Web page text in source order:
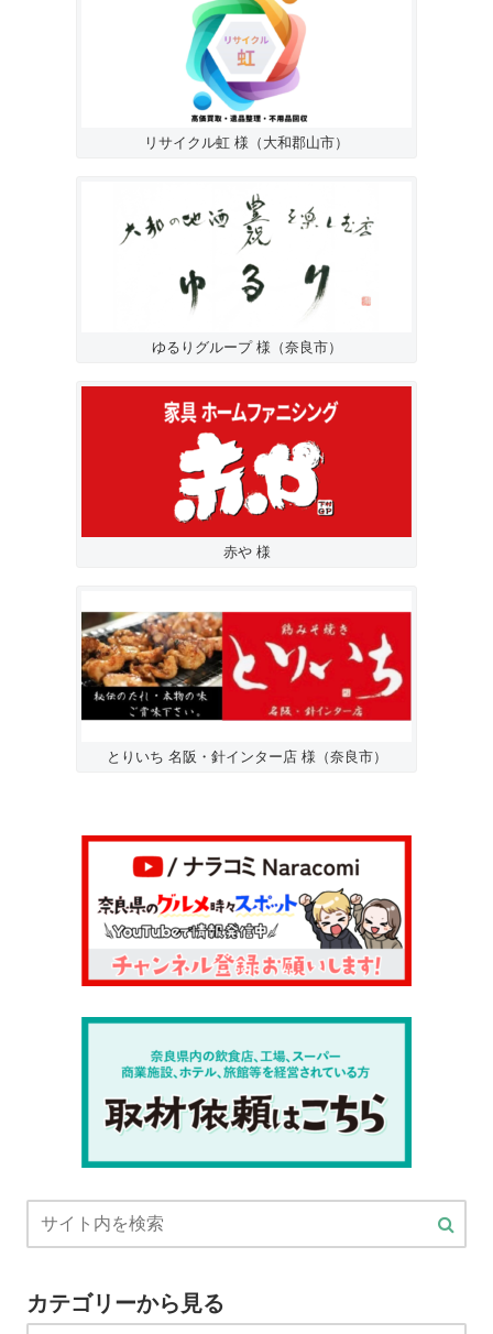
リサイクル虹 様（大和郡山市）
ゆるりグループ 様（奈良市）
赤や 様
とりいち 名阪・針インター店 様（奈良市）
カテゴリーから見る